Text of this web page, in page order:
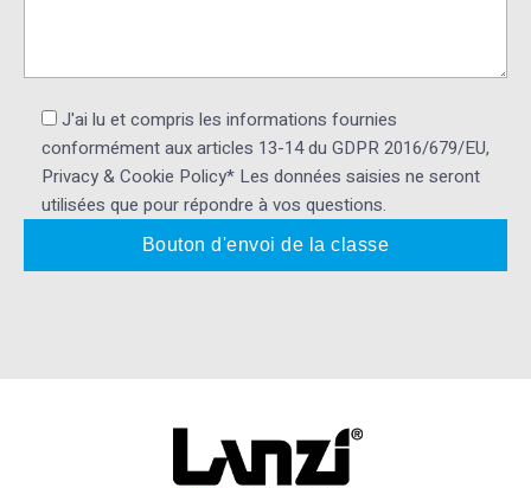
J'ai lu et compris les informations fournies
conformément aux articles 13-14 du GDPR 2016/679/EU,
Privacy & Cookie Policy* Les données saisies ne seront
utilisées que pour répondre à vos questions.